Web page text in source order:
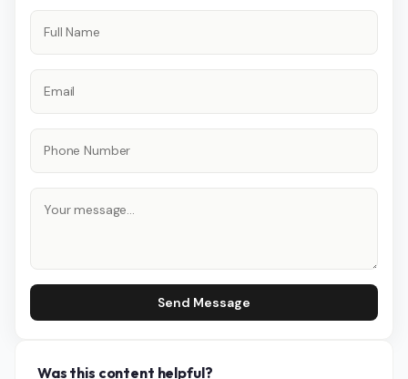
Send Message
Was this content helpful?